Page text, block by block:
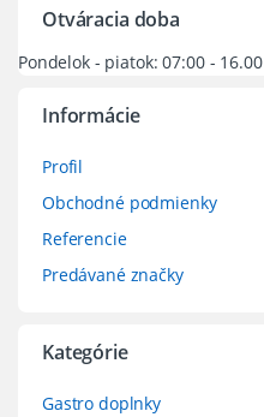
Otváracia doba
Pondelok - piatok: 07:00 - 16.00
Informácie
Profil
Obchodné podmienky
Referencie
Predávané značky
Kategórie
Gastro doplnky